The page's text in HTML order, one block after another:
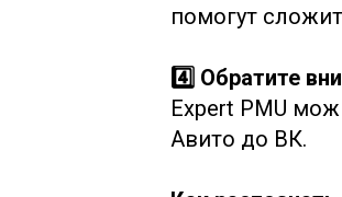
помогут
4️⃣ Обратите
Expert PMU
Авито до ВК.